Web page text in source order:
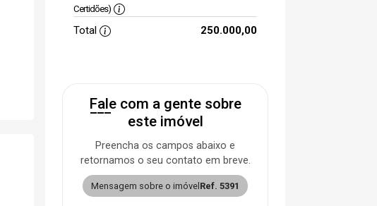
Certidões)
Total 250.000,00
Fale com a gente sobre
este imóvel
Preencha os campos abaixo e
retornamos o seu contato em breve.
Mensagem sobre o imóvel Ref. 5391